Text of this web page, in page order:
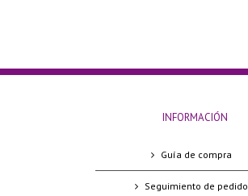
INFORMACIÓN
Guía de compra
Seguimiento de pedido